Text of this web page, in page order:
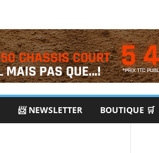
📨 NEWSLETTER BOUTIQUE 🛒